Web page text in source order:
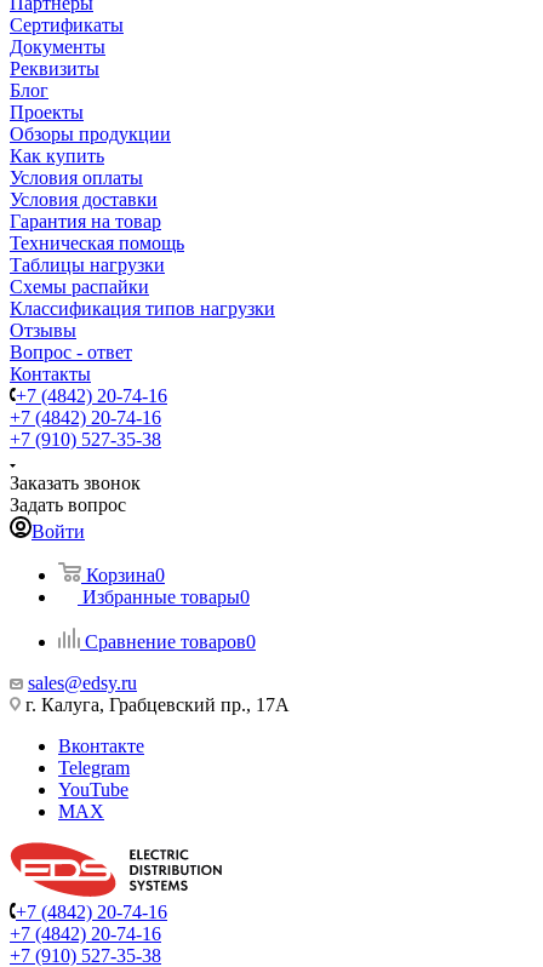
Сертификаты
Документы
Реквизиты
Блог
Проекты
Обзоры продукции
Как купить
Условия оплаты
Условия доставки
Гарантия на товар
Техническая помощь
Таблицы нагрузки
Схемы распайки
Классификация типов нагрузки
Отзывы
Вопрос - ответ
Контакты
+7 (4842) 20-74-16
+7 (4842) 20-74-16
+7 (910) 527-35-38
Заказать звонок
Задать вопрос
Войти
Корзина0
Избранные товары0
Сравнение товаров0
sales@edsy.ru
г. Калуга, Грабцевский пр., 17А
Вконтакте
Telegram
YouTube
MAX
+7 (4842) 20-74-16
+7 (4842) 20-74-16
+7 (910) 527-35-38